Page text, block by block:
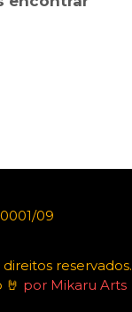
09
reservados.
por Mikaru Arts